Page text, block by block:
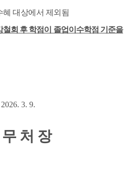
혜 대상에서 제외됨
철회 후 학점이 졸업이수학점 기준을
2026. 3. 9.
처 장